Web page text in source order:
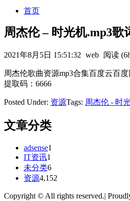
首页
周杰伦 – 时光机.mp3
2021年8月5日 15:51:32 web 阅读
周杰伦歌曲资源mp3合集百度云百
提取码：6666
Posted Under: 资源Tags: 周杰伦 - 时
文章分类
adsense1
IT资讯1
未分类6
资源4,152
Copyright © All rights reserved.|